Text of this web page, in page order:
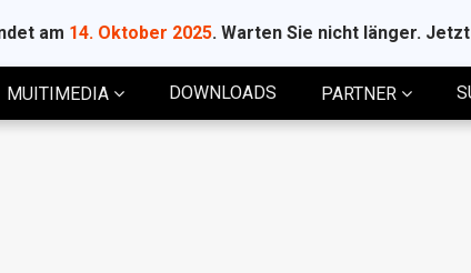
am 14. Oktober 2025. Warten Sie nicht länger.
MUITIMEDIA DOWNLOADS PARTNER